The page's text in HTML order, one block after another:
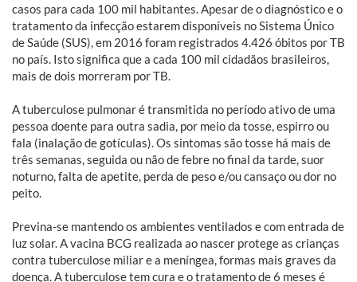
casos para cada 100 mil habitantes. Apesar de o diagnóstico e o
tratamento da infecção estarem disponíveis no Sistema Único
de Saúde (SUS), em 2016 foram registrados 4.426 óbitos por TB
no país. Isto significa que a cada 100 mil cidadãos brasileiros,
mais de dois morreram por TB.
A tuberculose pulmonar é transmitida no período ativo de uma
pessoa doente para outra sadia, por meio da tosse, espirro ou
fala (inalação de gotículas). Os sintomas são tosse há mais de
três semanas, seguida ou não de febre no final da tarde, suor
noturno, falta de apetite, perda de peso e/ou cansaço ou dor no
peito.
Previna-se mantendo os ambientes ventilados e com entrada de
luz solar. A vacina BCG realizada ao nascer protege as crianças
contra tuberculose miliar e a meníngea, formas mais graves da
doença. A tuberculose tem cura e o tratamento de 6 meses é